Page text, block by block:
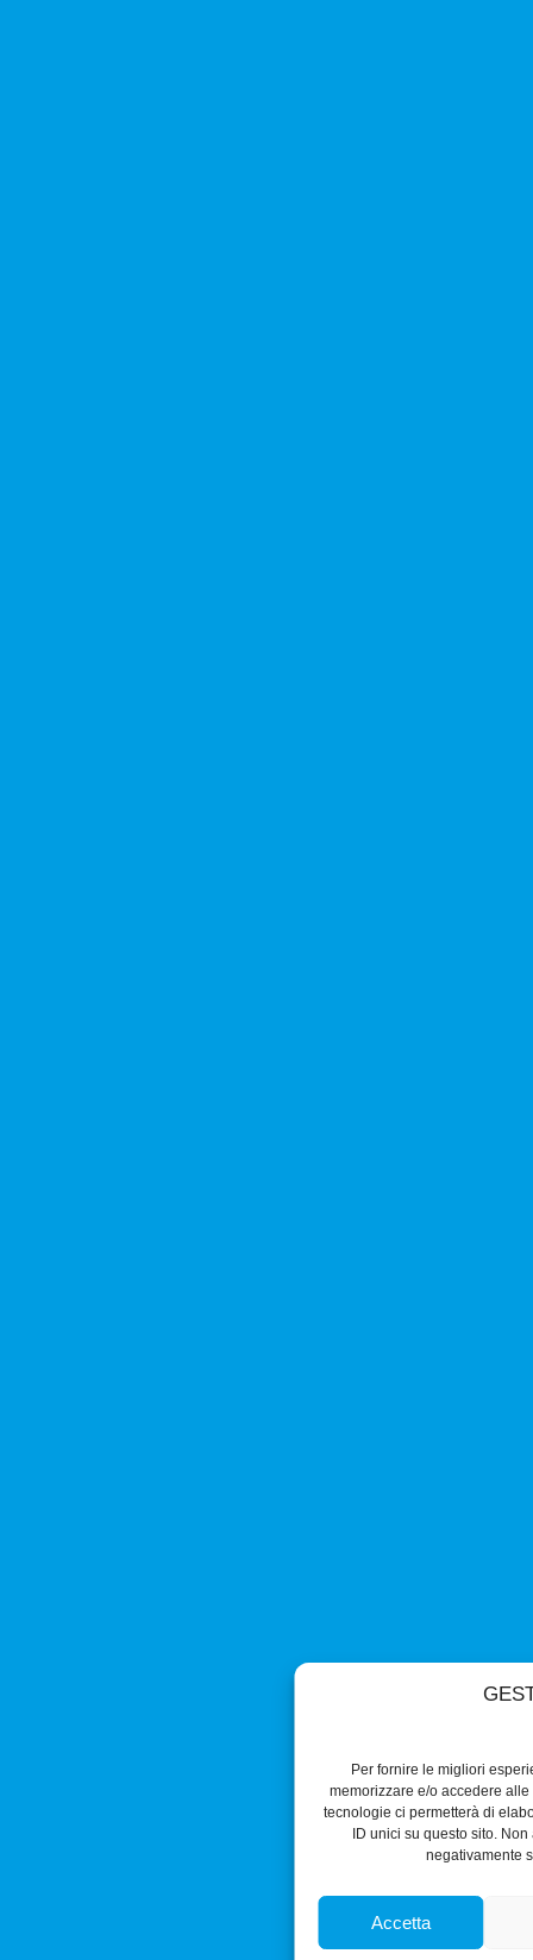
Per fornire le migliori
memorizzare e/o accedere
tecnologie ci permetterà di
ID unici su questo sito.
negativamente
Accetta